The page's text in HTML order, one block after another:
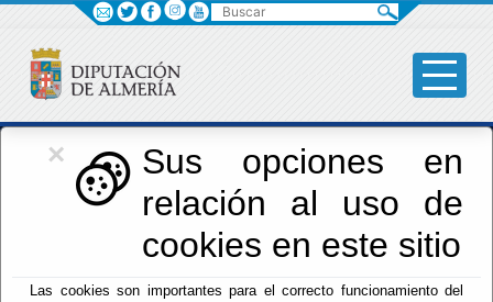
×
Sus opciones en
relación al uso de
cookies en este sitio
Las cookies son importantes para el correcto funcionamiento del
Iniciativas Europeas
Europedirectalmeria
Buscar